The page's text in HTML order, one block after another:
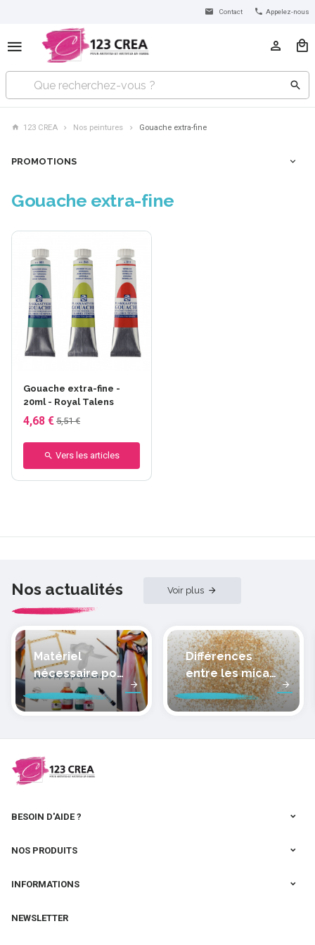
Contact Appelez-nous
123 CREA Nos peintures Gouache extra-fine
PROMOTIONS
Gouache extra-fine
+51 autres
Gouache extra-fine -
20ml - Royal Talens
4,68 € 5,51 €
Vers les articles
Nos actualités Voir plus
Matériel
nécessaire pour
peindre la soie
Différences
entre les micas
des pâtes
polymères
BESOIN D'AIDE ?
NOS PRODUITS
INFORMATIONS
NEWSLETTER